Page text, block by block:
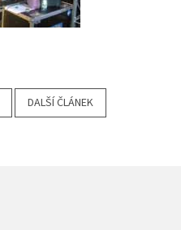
DALŠÍ ČLÁNEK